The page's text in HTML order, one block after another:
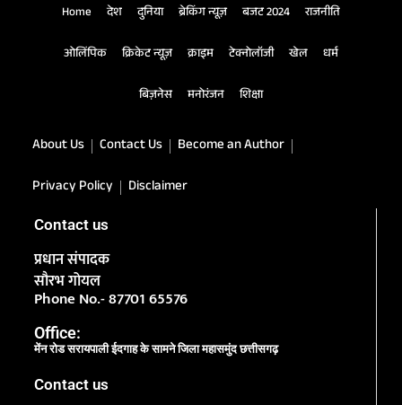
Home देश दुनिया ब्रेकिंग न्यूज़ बजट 2024 राजनीति
ओलिंपिक क्रिकेट न्यूज़ क्राइम टेक्नोलॉजी खेल धर्म
बिज़नेस मनोरंजन शिक्षा
About Us Contact Us
Become an Author
Privacy Policy
Disclaimer
Contact us
प्रधान संपादक
सौरभ गोयल
Phone No.- 87701 65576
Office:
मेंन रोड सरायपाली ईदगाह के सामने जिला महासमुंद छत्तीसगढ़
Contact us